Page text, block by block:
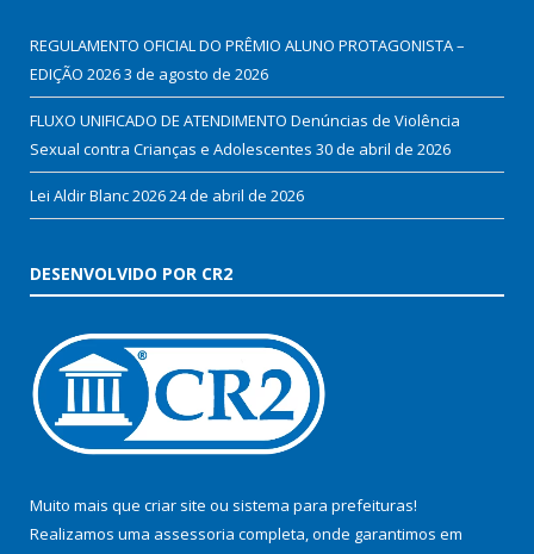
REGULAMENTO OFICIAL DO PRÊMIO ALUNO PROTAGONISTA –
EDIÇÃO 20263 de agosto de 2026
FLUXO UNIFICADO DE ATENDIMENTO Denúncias de Violência
Sexual contra Crianças e Adolescentes 30 de abril de 2026
Lei Aldir Blanc 202624 de abril de 2026
DESENVOLVIDO POR CR2
Muito mais que criar site ou sistema para prefeituras!
Realizamos uma assessoria completa, onde garantimos em